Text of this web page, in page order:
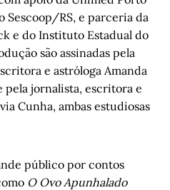
Sescoop/RS, e parceria da
e do Instituto Estadual do
são assinadas pela
e astróloga Amanda
pela jornalista, escritora e
Cunha, ambas estudiosas
público por contos
O Ovo Apunhalado